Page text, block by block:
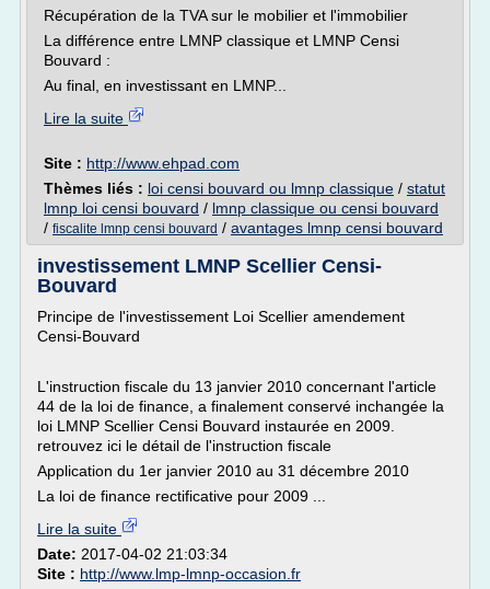
Récupération de la TVA sur le mobilier et l'immobilier
La différence entre LMNP classique et LMNP Censi
Bouvard :
Au final, en investissant en LMNP...
Lire la suite
Site : http://www.ehpad.com
Thèmes liés : loi censi bouvard ou lmnp classique / statut
lmnp loi censi bouvard / lmnp classique ou censi bouvard
/ fiscalite lmnp censi bouvard / avantages lmnp censi bouvard
investissement LMNP Scellier Censi-
Bouvard
Principe de l'investissement Loi Scellier amendement
Censi-Bouvard
L'instruction fiscale du 13 janvier 2010 concernant l'article
44 de la loi de finance, a finalement conservé inchangée la
loi LMNP Scellier Censi Bouvard instaurée en 2009.
retrouvez ici le détail de l'instruction fiscale
Application du 1er janvier 2010 au 31 décembre 2010
La loi de finance rectificative pour 2009 ...
Lire la suite
Date: 2017-04-02 21:03:34
Site : http://www.lmp-lmnp-occasion.fr